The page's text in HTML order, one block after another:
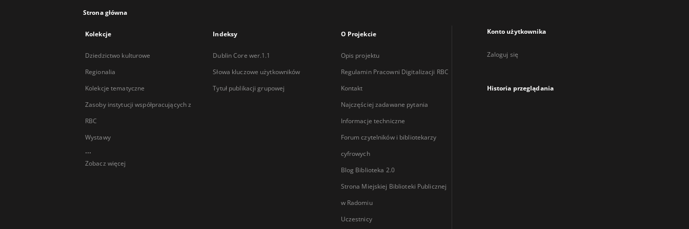
Strona główna
Kolekcje
Dziedzictwo kulturowe
Regionalia
Kolekcje tematyczne
Zasoby instytucji współpracujących z
RBC
Wystawy
...
Zobacz więcej
Indeksy
Dublin Core wer.1.1
Słowa kluczowe użytkowników
Tytuł publikacji grupowej
O Projekcie
Opis projektu
Regulamin Pracowni Digitalizacji RBC
Kontakt
Najczęściej zadawane pytania
Informacje techniczne
Forum czytelników i bibliotekarzy
cyfrowych
Blog Biblioteka 2.0
Strona Miejskiej Biblioteki Publicznej
w Radomiu
Uczestnicy
Konto użytkownika
Zaloguj się
Historia przeglądania